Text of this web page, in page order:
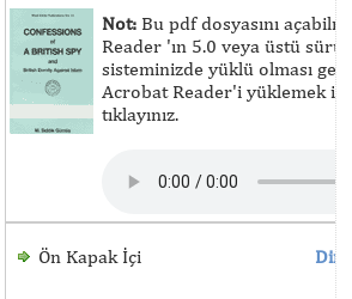
Not: Bu pdf dosyasını
Reader 'ın 5.0 veya üstü
sisteminizde yüklü olması
Acrobat Reader'i yüklemek
tıklayınız.
Ön Kapak İçi